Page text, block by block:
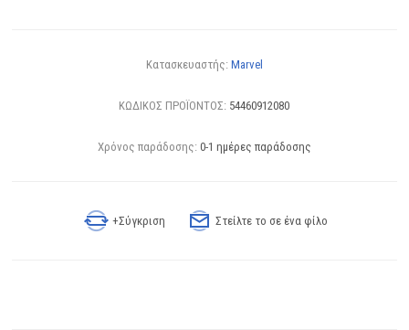
Κατασκευαστής: Marvel
ΚΩΔΙΚΟΣ ΠΡΟΪΟΝΤΟΣ: 54460912080
Χρόνος παράδοσης: 0-1 ημέρες παράδοσης
+Σύγκριση Στείλτε το σε ένα φίλο